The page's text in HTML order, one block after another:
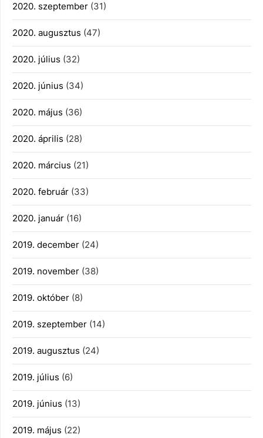
2020. szeptember (31)
2020. augusztus (47)
2020. július (32)
2020. június (34)
2020. május (36)
2020. április (28)
2020. március (21)
2020. február (33)
2020. január (16)
2019. december (24)
2019. november (38)
2019. október (8)
2019. szeptember (14)
2019. augusztus (24)
2019. július (6)
2019. június (13)
2019. május (22)